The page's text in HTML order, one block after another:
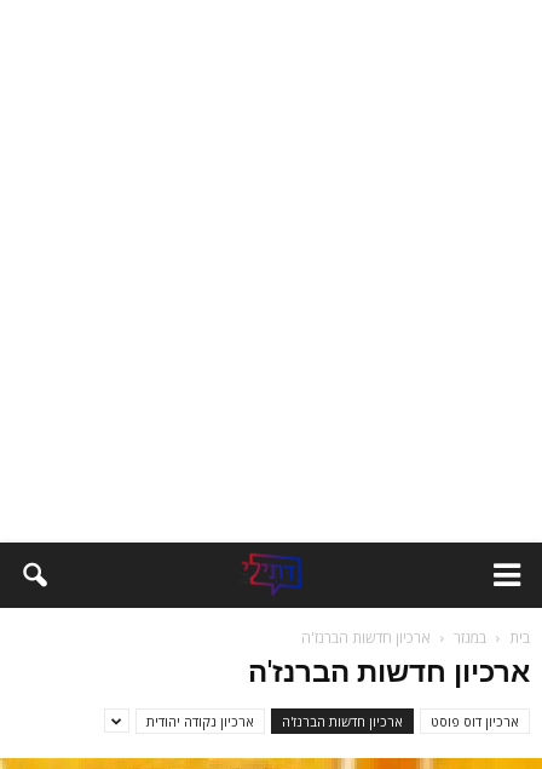
בית במגזר ארכיון חדשות הברנז'ה
ארכיון חדשות הברנז'ה
ארכיון דוס פוסט ארכיון חדשות הברנז'ה ארכיון נקודה יהודית